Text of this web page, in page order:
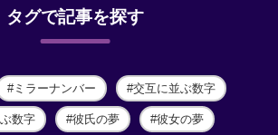
タグで記事を探す
ミラーナンバー 交互に並ぶ数字
数字 彼氏の夢 彼女の夢